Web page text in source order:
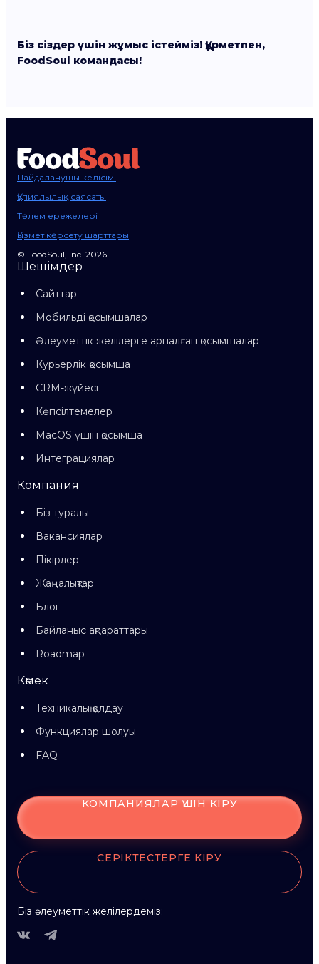
Біз сіздер үшін жұмыс істейміз! Құрметпен,
FoodSoul командасы!
Пайдаланушы келісімі
Құпиялылық саясаты
Төлем ережелері
Қызмет көрсету шарттары
© FoodSoul, Inc. 2026.
Шешімдер
Сайттар
Мобильді қосымшалар
Әлеуметтік желілерге арналған қосымшалар
Курьерлік қосымша
CRM-жүйесі
Көпсілтемелер
MacOS үшін қосымша
Интеграциялар
Компания
Біз туралы
Вакансиялар
Пікірлер
Жаңалықтар
Блог
Байланыс ақпараттары
Roadmap
Көмек
Техникалық қолдау
Функциялар шолуы
FAQ
КОМПАНИЯЛАР ҮШІН КІРУ
СЕРІКТЕСТЕРГЕ КІРУ
Біз әлеуметтік желілердеміз: